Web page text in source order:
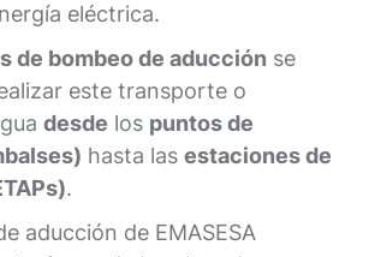
eléctrica.
de bombeo de aducción se
este transporte o
desde los puntos de
hasta las estaciones de
.
aducción de EMASESA